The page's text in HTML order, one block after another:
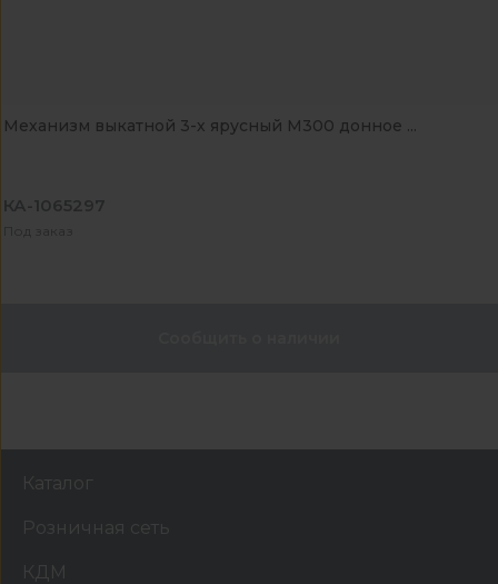
Механизм выкатной 3-х ярусный М300 донное ...
КА-1065297
Под заказ
Каталог
Розничная сеть
КДМ